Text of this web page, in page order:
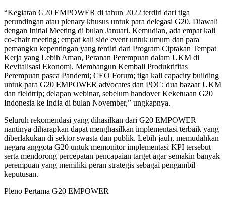
“Kegiatan G20 EMPOWER di tahun 2022 terdiri dari tiga
perundingan atau plenary khusus untuk para delegasi G20. Diawali
dengan Initial Meeting di bulan Januari. Kemudian, ada empat kali
co-chair meeting; empat kali side event untuk umum dan para
pemangku kepentingan yang terdiri dari Program Ciptakan Tempat
Kerja yang Lebih Aman, Peranan Perempuan dalam UKM di
Revitalisasi Ekonomi, Membangun Kembali Produktifitas
Perempuan pasca Pandemi; CEO Forum; tiga kali capacity building
untuk para G20 EMPOWER advocates dan POC; dua bazaar UKM
dan fieldtrip; delapan webinar, sebelum handover Keketuaan G20
Indonesia ke India di bulan November,” ungkapnya.
Seluruh rekomendasi yang dihasilkan dari G20 EMPOWER
nantinya diharapkan dapat menghasilkan implementasi terbaik yang
diberlakukan di sektor swasta dan publik. Lebih jauh, memudahkan
negara anggota G20 untuk memonitor implementasi KPI tersebut
serta mendorong percepatan pencapaian target agar semakin banyak
perempuan yang memiliki peran strategis sebagai pengambil
keputusan.
Pleno Pertama G20 EMPOWER